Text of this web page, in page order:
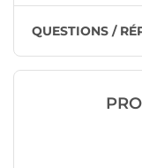
QUESTIONS /